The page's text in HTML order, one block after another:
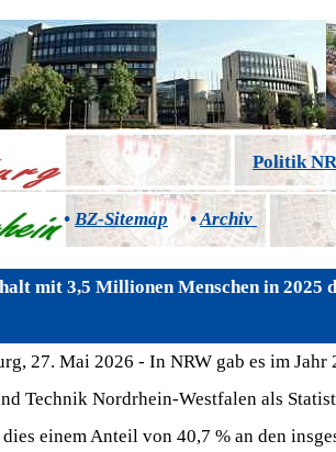
Politik
• BZ-Sitemap •Archiv
mit 3,5 Millionen Menschen in 2025
27. Mai 2026 - In NRW gab es im
Technik Nordrhein-Westfalen als
einem Anteil von 40,7 % an den